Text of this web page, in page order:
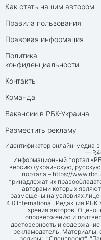
Как стать нашим автором
Правила пользования
Правовая информация
Политика
конфиденциальности
Контакты
Команда
Вакансии в РБК-Украина
Разместить рекламу
Идентификатор онлайн-медиа
—
Информационный портал
версию (украинскую,
портала – https://
принадлежат их
авторами которых
размещены на условиях
4.0 International. Редакция
зрения авторов.
опровержению и
достоверность и
рекламодатель.